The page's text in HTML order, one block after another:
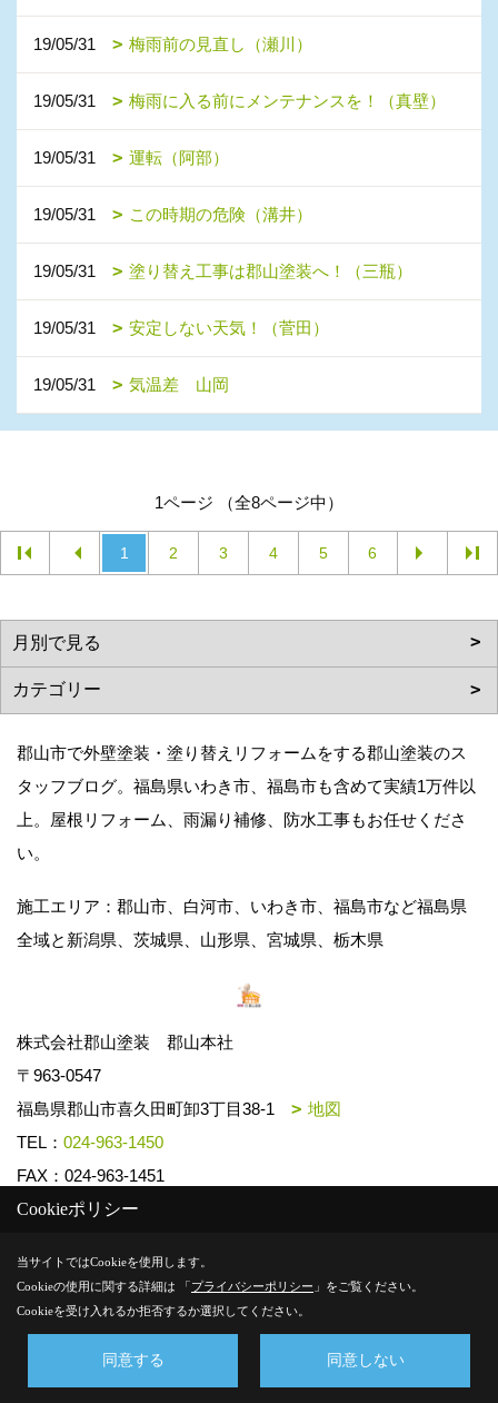
19/05/31 梅雨前の見直し（瀬川）
19/05/31 梅雨に入る前にメンテナンスを！（真壁）
19/05/31 運転（阿部）
19/05/31 この時期の危険（溝井）
19/05/31 塗り替え工事は郡山塗装へ！（三瓶）
19/05/31 安定しない天気！（菅田）
19/05/31 気温差 山岡
1ページ （全8ページ中）
1 2 3 4 5 6
郡山市で外壁塗装・塗り替えリフォームをする郡山塗装のス
タッフブログ。福島県いわき市、福島市も含めて実績1万件以
上。屋根リフォーム、雨漏り補修、防水工事もお任せくださ
い。
施工エリア：郡山市、白河市、いわき市、福島市など福島県
全域と新潟県、茨城県、山形県、宮城県、栃木県
株式会社郡山塗装 郡山本社
〒963-0547
福島県郡山市喜久田町卸3丁目38-1
地図
TEL： 024-963-1450
FAX：024-963-1451
Copyright (c) k-toso. All Rights Reserved.
Produced byゴデスクリエイト
Cookieポリシー
当サイトではCookieを使用します。
Cookieの使用に関する詳細は 「プライバシーポリシー 」をご覧ください。
Cookieを受け入れるか拒否するか選択してください。
同意する 同意しない